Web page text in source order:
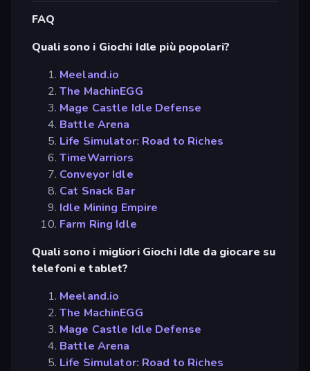
FAQ
Quali sono i Giochi Idle più popolari?
Meeland.io
The MachinEGG
Mage Castle Idle Defense
Battle Arena
Life Simulator: Road to Riches
TimeWarriors
Conveyor Idle
Cat Snack Bar
Idle Mining Empire
Farm Ring Idle
Quali sono i migliori Giochi Idle da giocare su
telefoni e tablet?
Meeland.io
The MachinEGG
Mage Castle Idle Defense
Battle Arena
Life Simulator: Road to Riches